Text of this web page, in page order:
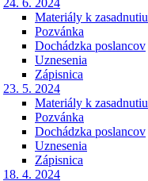
24. 6. 2024
Materiály k zasadnutiu
Pozvánka
Dochádzka poslancov
Uznesenia
Zápisnica
23. 5. 2024
Materiály k zasadnutiu
Pozvánka
Dochádzka poslancov
Uznesenia
Zápisnica
18. 4. 2024